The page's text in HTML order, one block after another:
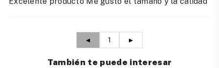
◄ 1 ►
También te puede interesar